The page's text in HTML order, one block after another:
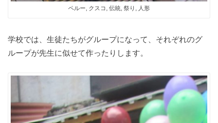
ペルー, クスコ, 伝統, 祭り, 人形
学校では、生徒たちがグループになって、それぞれのグ
ループが先生に似せて作ったりします。